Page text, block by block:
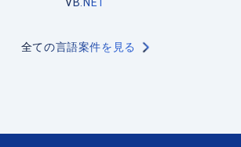
全ての言語案件を見る